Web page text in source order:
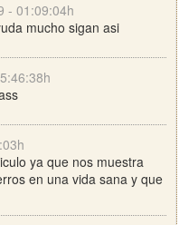
- 01:09:04h
mucho sigan asi
ya que nos muestra
en una vida sana y que